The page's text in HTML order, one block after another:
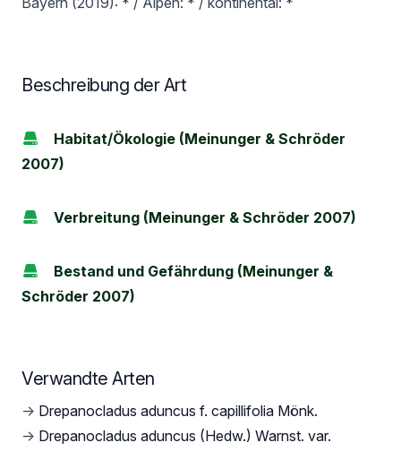
Beschreibung der Art
Habitat/Ökologie (Meinunger & Schröder
2007)
Verbreitung (Meinunger & Schröder 2007)
Bestand und Gefährdung (Meinunger &
Schröder 2007)
Verwandte Arten
→ Drepanocladus aduncus f. capillifolia Mönk.
→ Drepanocladus aduncus (Hedw.) Warnst. var.